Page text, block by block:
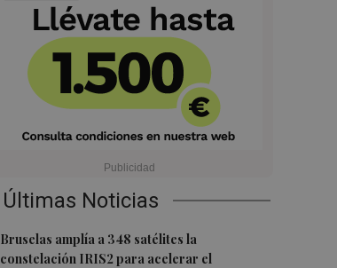
Últimas Noticias
Bruselas amplía a 348 satélites la
constelación IRIS2 para acelerar el